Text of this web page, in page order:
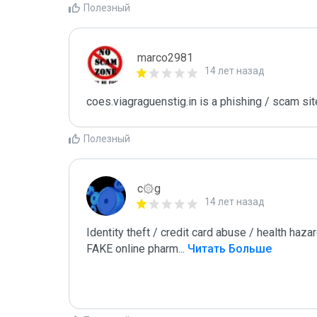
Полезный
marco2981
14 лет назад
coes.viagraguenstig.in is a phishing / scam
Полезный
c۞g
14 лет назад
Identity theft / credit card abuse / health
FAKE online pharm... Читать Больше